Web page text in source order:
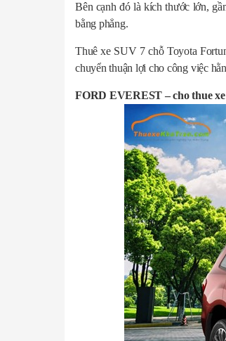
Bên cạnh đó là kích thước lớn,
bằng phẳng.
Thuê xe SUV 7 chỗ Toyota
chuyển thuận lợi cho công việc
FORD EVEREST – cho thue